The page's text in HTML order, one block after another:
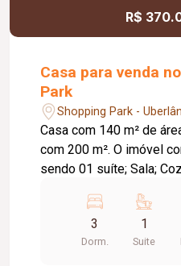
R$
Casa para venda
Park
Shopping Park -
Casa com 140 m² de área
com 200 m². O imóvel conta com: 03 quartos,
sendo 01 suíte; Sala;
Lavanderia independente e
Imóvel recém-
acabamento; Varanda
3
Dorm.
1
Suite